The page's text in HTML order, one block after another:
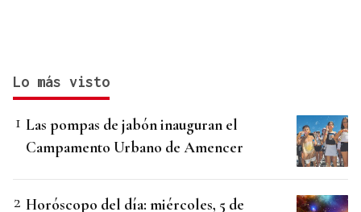
Lo más visto
Las pompas de jabón inauguran el
Campamento Urbano de Amencer
Horóscopo del día: miércoles, 5 de